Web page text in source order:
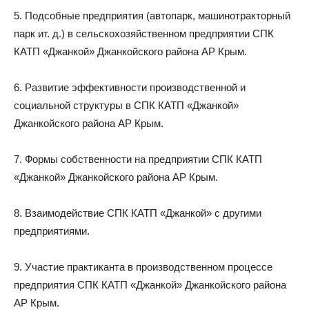
5. Подсобные предприятия (автопарк, машинотракторный
парк ит. д.) в сельскохозяйственном предприятии СПК
КАТП «Джанкой» Джанкойского района АР Крым.
6. Развитие эффективности производственной и
социальной структуры в СПК КАТП «Джанкой»
Джанкойского района АР Крым.
7. Формы собственности на предприятии СПК КАТП
«Джанкой» Джанкойского района АР Крым.
8. Взаимодействие СПК КАТП «Джанкой» с другими
предприятиями.
9. Участие практиканта в производственном процессе
предприятия СПК КАТП «Джанкой» Джанкойского района
АР Крым.